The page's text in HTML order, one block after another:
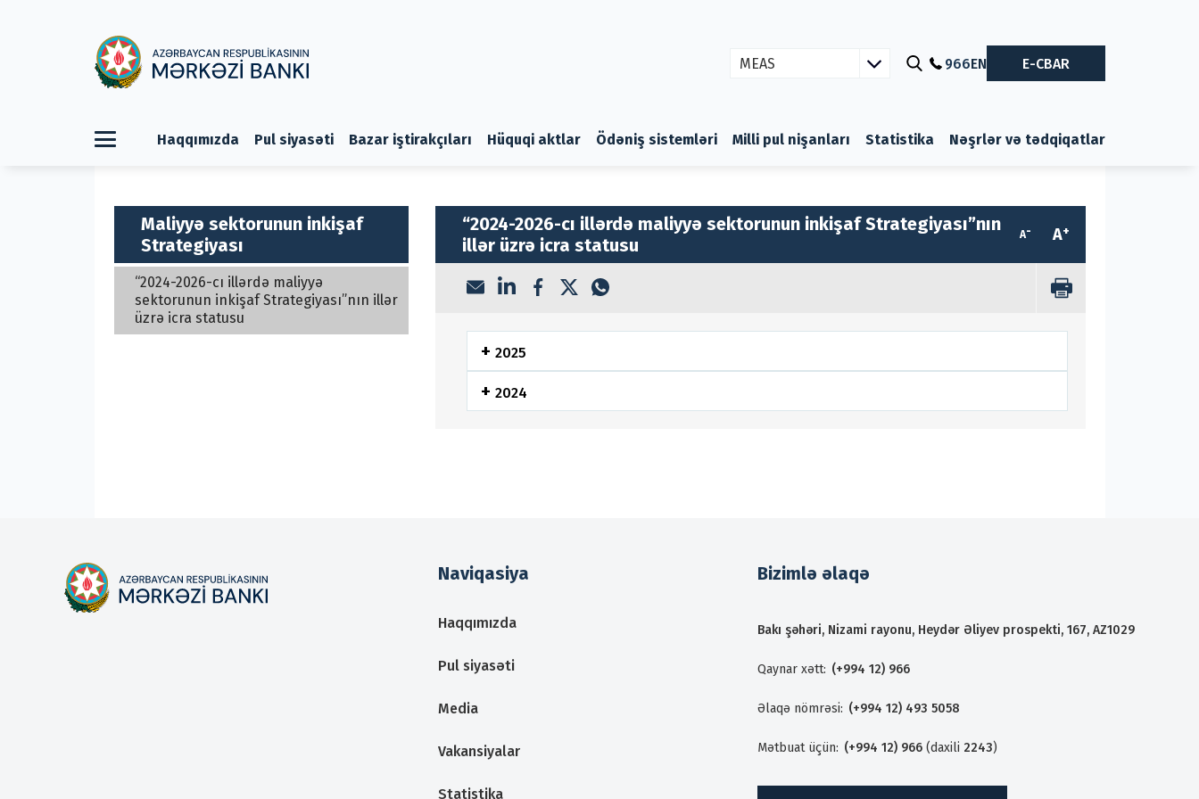
MEAS 966EN E-CBAR
Haqqımızda Pul siyasəti Bazar iştirakçıları Hüquqi aktlar Ödəniş sistemləri Milli pul nişanları Statistika Nəşrlər və tədqiqatlar
Maliyyə sektorunun inkişaf
Strategiyası
“2024-2026-cı illərdə maliyyə
sektorunun inkişaf Strategiyası”nın illər
üzrə icra statusu
“2024-2026-cı illərdə maliyyə sektorunun inkişaf Strategiyası”nın
illər üzrə icra statusu
A- A+
2025
2024
Naviqasiya
Haqqımızda
Pul siyasəti
Media
Vakansiyalar
Statistika
Bizimlə əlaqə
Bakı şəhəri, Nizami rayonu, Heydər Əliyev prospekti, 167, AZ1029
Qaynar xətt: (+994 12) 966
Əlaqə nömrəsi: (+994 12) 493 5058
Mətbuat üçün: (+994 12) 966 (daxili 2243)